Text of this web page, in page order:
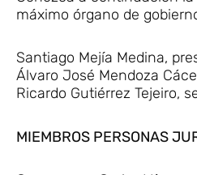
máximo órgano de
Santiago Mejía Medina,
Álvaro José Mendoza
Ricardo Gutiérrez Tejeiro,
MIEMBROS PERSONAS